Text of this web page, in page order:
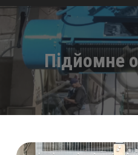
Підйомне